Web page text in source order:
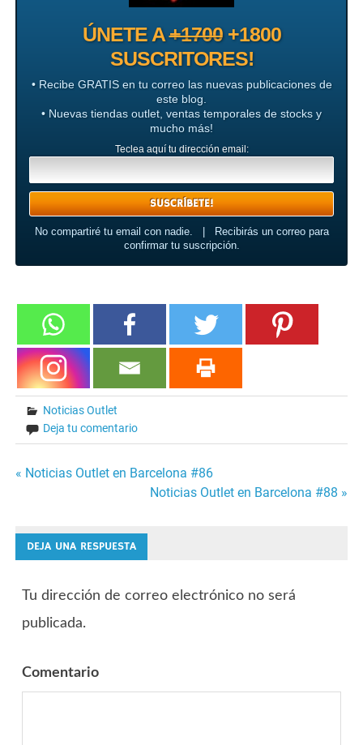
ÚNETE A+1700+1800
SUSCRITORES!
• Recibe GRATIS en tu correo las nuevas publicaciones de
este blog.
• Nuevas tiendas outlet, ventas temporales de stocks y
mucho más!
Teclea aquí tu dirección email:
No compartiré tu email con nadie. | Recibirás un correo para
confirmar tu suscripción.
Noticias Outlet
Deja tu comentario
Navegación
de
entradas
« Noticias Outlet en Barcelona #86
Noticias Outlet en Barcelona #88 »
DEJA UNA RESPUESTA
Tu dirección de correo electrónico no será
publicada.
Comentario